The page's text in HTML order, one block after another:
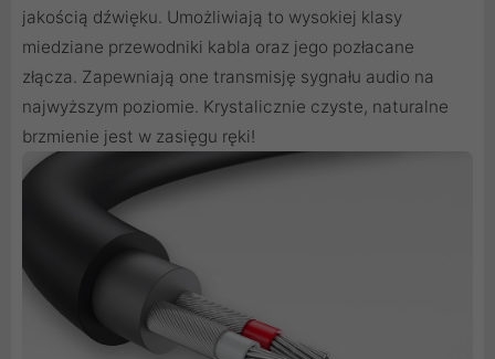
jakością dźwięku. Umożliwiają to wysokiej klasy
miedziane przewodniki kabla oraz jego pozłacane
złącza. Zapewniają one transmisję sygnału audio na
najwyższym poziomie. Krystalicznie czyste, naturalne
brzmienie jest w zasięgu ręki!